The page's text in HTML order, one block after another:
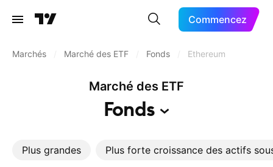
Commencez
Marchés Marché des ETF Fonds Ethereum
Marché des ETF
Fonds
Plus grandes Plus forte croissance des actifs